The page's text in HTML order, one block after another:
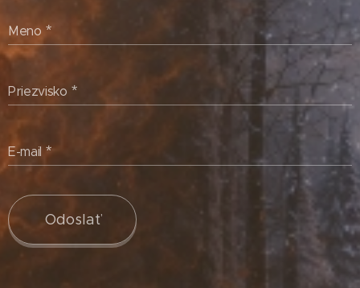
Meno
Priezvisko
E-mail
Odoslať